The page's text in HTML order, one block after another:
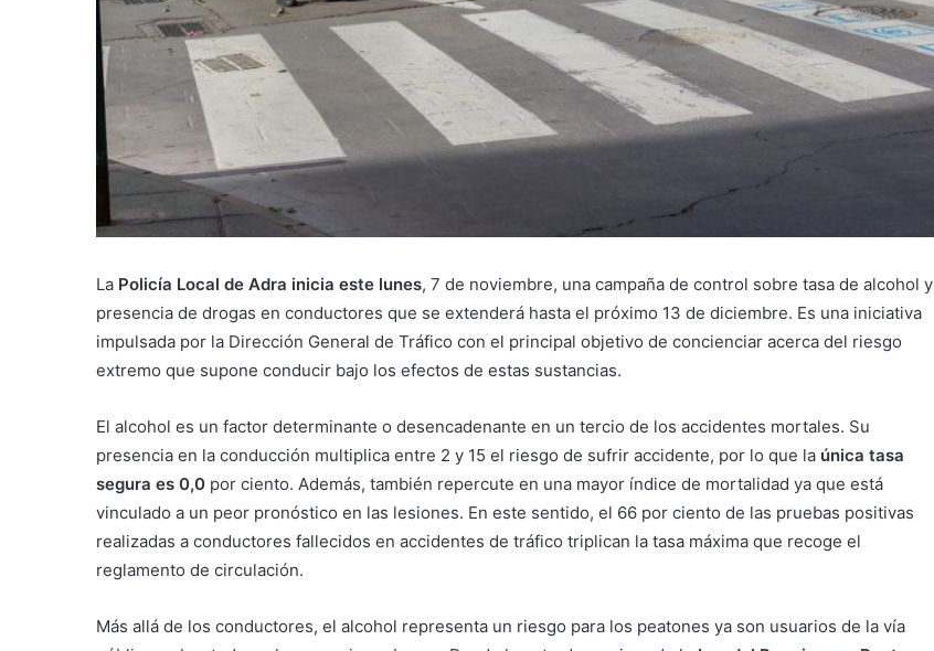
La Policía Local de Adra inicia este lunes, 7 de noviembre, una campaña de control sobre tasa de alcohol y
presencia de drogas en conductores que se extenderá hasta el próximo 13 de diciembre. Es una iniciativa
impulsada por la Dirección General de Tráfico con el principal objetivo de concienciar acerca del riesgo
extremo que supone conducir bajo los efectos de estas sustancias.
El alcohol es un factor determinante o desencadenante en un tercio de los accidentes mortales. Su
presencia en la conducción multiplica entre 2 y 15 el riesgo de sufrir accidente, por lo que la única tasa
segura es 0,0 por ciento. Además, también repercute en una mayor índice de mortalidad ya que está
vinculado a un peor pronóstico en las lesiones. En este sentido, el 66 por ciento de las pruebas positivas
realizadas a conductores fallecidos en accidentes de tráfico triplican la tasa máxima que recoge el
reglamento de circulación.
Más allá de los conductores, el alcohol representa un riesgo para los peatones ya son usuarios de la vía